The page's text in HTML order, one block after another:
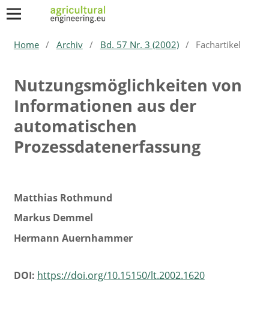
Home / Archiv / Bd. 57 Nr. 3 (2002) / Fachartikel
Nutzungsmöglichkeiten von
Informationen aus der
automatischen
Prozessdatenerfassung
Matthias Rothmund
Markus Demmel
Hermann Auernhammer
DOI: https://doi.org/10.15150/lt.2002.1620